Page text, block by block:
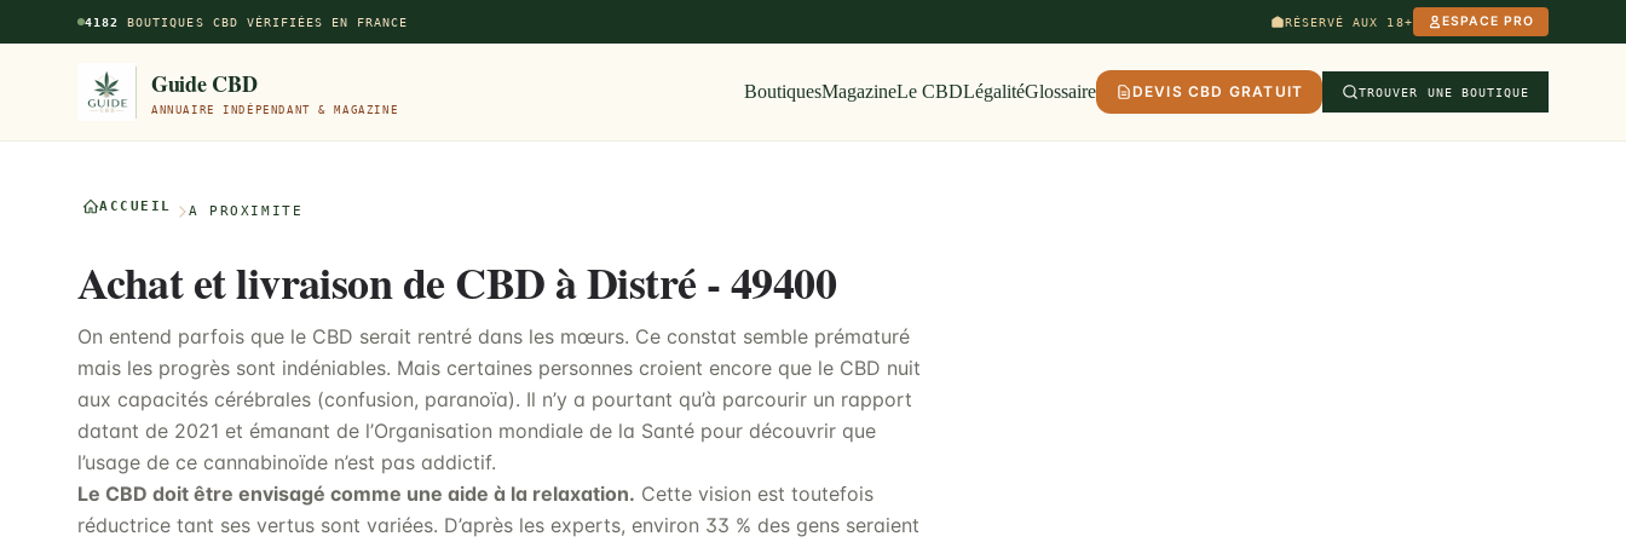
Aller au contenu principal
4182 BOUTIQUES CBD VÉRIFIÉES EN FRANCE RÉSERVÉ AUX 18+ ESPACE PRO
Guide CBD
ANNUAIRE INDÉPENDANT & MAGAZINE
BoutiquesMagazineLe CBDLégalitéGlossaire DEVIS CBD GRATUIT TROUVER UNE BOUTIQUE
ACCUEIL À PROXIMITÉ
Achat et livraison de CBD à Distré - 49400
On entend parfois que le CBD serait rentré dans les mœurs. Ce constat semble prématuré
mais les progrès sont indéniables. Mais certaines personnes croient encore que le CBD nuit
aux capacités cérébrales (confusion, paranoïa). Il n’y a pourtant qu’à parcourir un rapport
datant de 2021 et émanant de l’Organisation mondiale de la Santé pour découvrir que
l’usage de ce cannabinoïde n’est pas addictif.
Le CBD doit être envisagé comme une aide à la relaxation. Cette vision est toutefois
réductrice tant ses vertus sont variées. D’après les experts, environ 33 % des gens seraient